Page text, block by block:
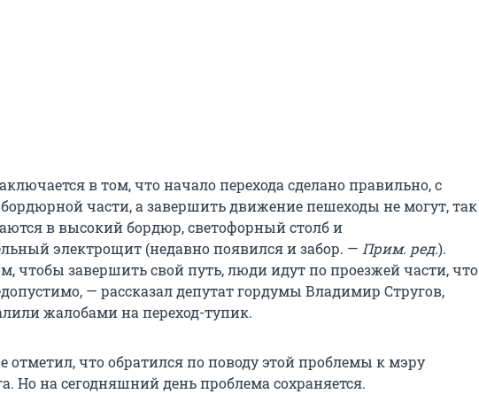
в том, что начало перехода сделано правильно, с
части, а завершить движение пешеходы не могут, так
в высокий бордюр, светофорный столб и
электрощит (недавно появился и забор. — Прим. ред.).
чтобы завершить свой путь, люди идут по проезжей части, что
— рассказал депутат гордумы Владимир Стругов,
жалобами на переход-тупик.
отметил, что обратился по поводу этой проблемы к мэру
Но на сегодняшний день проблема сохраняется.